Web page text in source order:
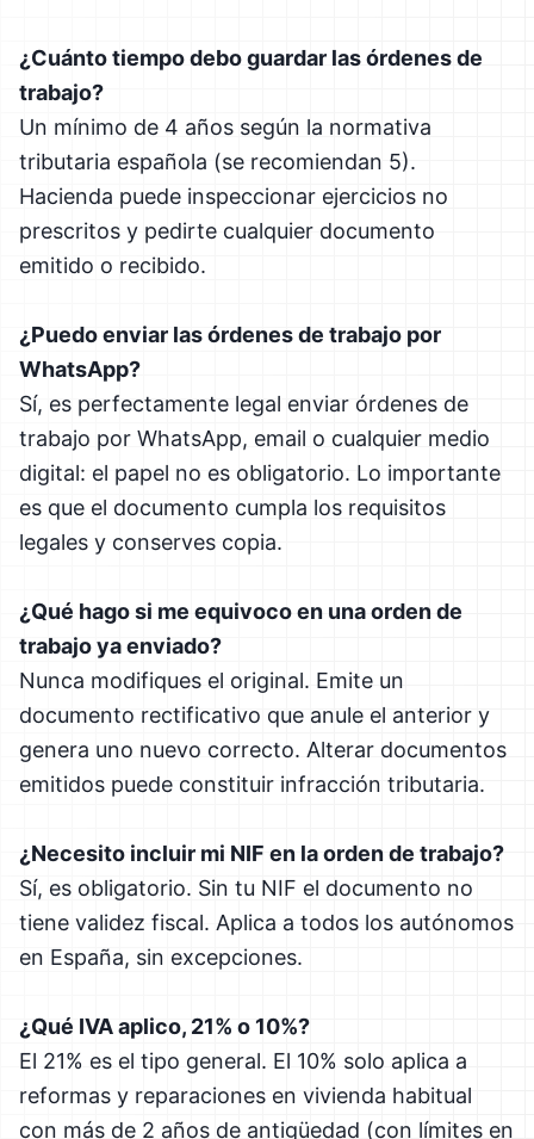
¿Cuánto tiempo debo guardar las órdenes de
trabajo?
Un mínimo de 4 años según la normativa
tributaria española (se recomiendan 5).
Hacienda puede inspeccionar ejercicios no
prescritos y pedirte cualquier documento
emitido o recibido.
¿Puedo enviar las órdenes de trabajo por
WhatsApp?
Sí, es perfectamente legal enviar órdenes de
trabajo por WhatsApp, email o cualquier medio
digital: el papel no es obligatorio. Lo importante
es que el documento cumpla los requisitos
legales y conserves copia.
¿Qué hago si me equivoco en una orden de
trabajo ya enviado?
Nunca modifiques el original. Emite un
documento rectificativo que anule el anterior y
genera uno nuevo correcto. Alterar documentos
emitidos puede constituir infracción tributaria.
¿Necesito incluir mi NIF en la orden de trabajo?
Sí, es obligatorio. Sin tu NIF el documento no
tiene validez fiscal. Aplica a todos los autónomos
en España, sin excepciones.
¿Qué IVA aplico, 21% o 10%?
El 21% es el tipo general. El 10% solo aplica a
reformas y reparaciones en vivienda habitual
con más de 2 años de antigüedad (con límites en